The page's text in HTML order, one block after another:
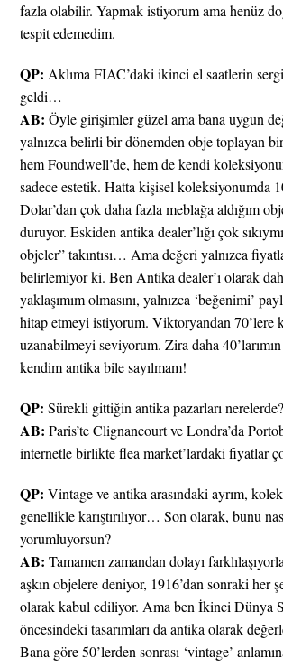
fazla olabilir. Yapmak istiyorum ama henüz
tespit edemedim.
QP: Aklıma FIAC’daki ikinci el saatlerin
geldi…
AB: Öyle girişimler güzel ama bana uygun
yalnızca belirli bir dönemden obje toplayan
hem Foundwell’de, hem de kendi
sadece estetik. Hatta kişisel koleksiyonumda
Dolar’dan çok daha fazla meblağa aldığım
duruyor. Eskiden antika dealer’lığı çok
objeler” takıntısı… Ama değeri yalnızca
belirlemiyor ki. Ben Antika dealer’ı olarak
yaklaşımım olmasını, yalnızca ‘beğenimi’
hitap etmeyi istiyorum. Viktoryandan 70’lere
uzanabilmeyi seviyorum. Zira daha 40’larımın
kendim antika bile sayılmam!
QP: Sürekli gittiğin antika pazarları nerelerde?
AB: Paris’te Clignancourt ve Londra’da
internetle birlikte flea market’lardaki fiyatlar
QP: Vintage ve antika arasındaki ayrım,
genellikle karıştırılıyor… Son olarak, bunu
yorumluyorsun?
AB: Tamamen zamandan dolayı
aşkın objelere deniyor, 1916’dan sonraki her
olarak kabul ediliyor. Ama ben İkinci Dünya
öncesindeki tasarımları da antika olarak
Bana göre 50’lerden sonrası ‘vintage’